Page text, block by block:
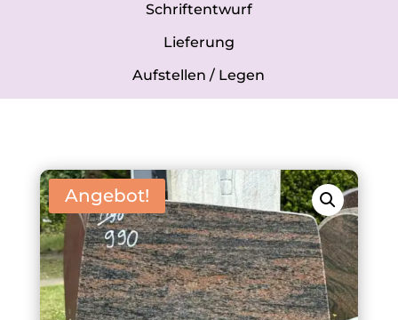
Schriftentwurf
Lieferung
Aufstellen / Legen
Angebot!